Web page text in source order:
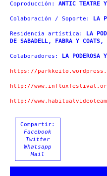
Coproducción: ANTIC TEATRE
Colaboración / Soporte: LA
Residencia artística: LA
DE SABADELL, FABRA Y COATS,
Colaboradores: LA PODEROSA
https://
http://
http://
Compartir:
Facebook
Twitter
Whatsapp
Mail